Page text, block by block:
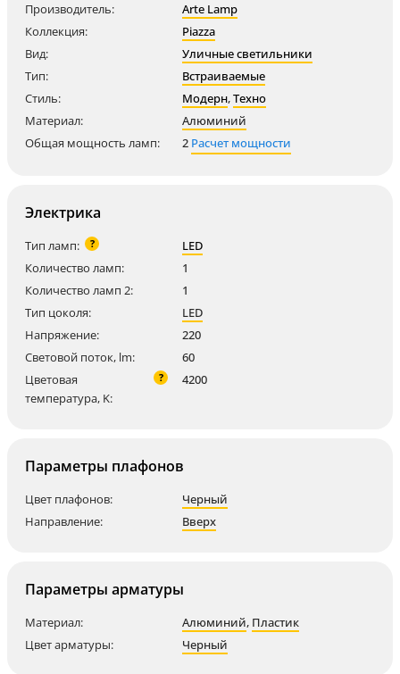
Производитель:
Arte Lamp
Коллекция:
Piazza
Вид:
Уличные светильники
Тип:
Встраиваемые
Стиль:
Модерн,Техно
Материал:
Алюминий
Общая мощность ламп:
2 Расчет мощности
Электрика
Тип ламп: ?
LED
Количество ламп:
1
Количество ламп 2:
1
Тип цоколя:
LED
Напряжение:
220
Световой поток, lm:
60
Цветовая
температура, K:
? 4200
Параметры плафонов
Цвет плафонов:
Черный
Направление:
Вверх
Параметры арматуры
Материал: Алюминий, Пластик
Цвет арматуры:
Черный